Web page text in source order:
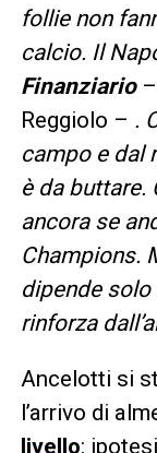
follie non
calcio. Il
Finanziario–
Reggiolo – .
campo e dal
è da buttare.
ancora se
Champions.
dipende solo
rinforza
Ancelotti si
l’arrivo di
livello: